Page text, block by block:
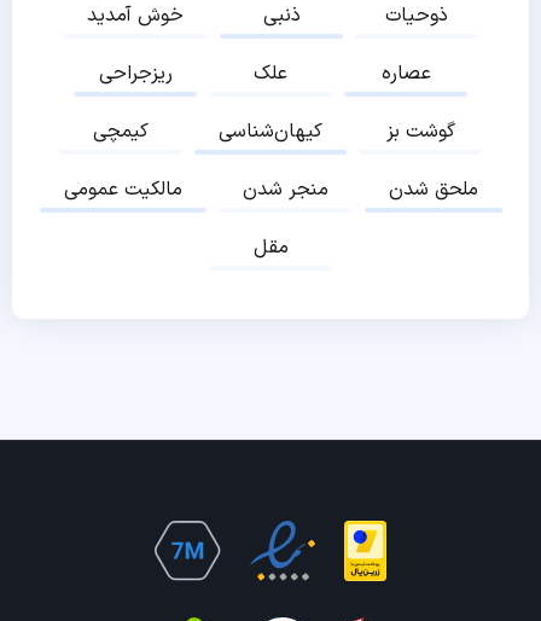
خوش آمدید
ذنبی
ذوحیات
ریزجراحی
علک
عصاره
کیمچی
کیهان‌شناسی
گوشت بز
مالکیت عمومی
منجر شدن
ملحق شدن
مقل